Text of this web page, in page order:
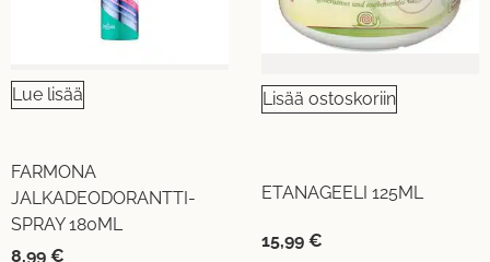
Lue lisää
FARMONA
JALKADEODORANTTI-
SPRAY 180ML
8,99 €
Lisää ostoskoriin
ETANAGEELI 125ML
15,99 €